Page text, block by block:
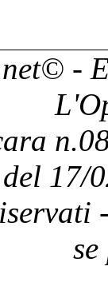
© -
17/